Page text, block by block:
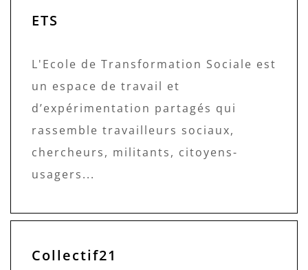
ETS
L'Ecole de Transformation Sociale est
un espace de travail et
d’expérimentation partagés qui
rassemble travailleurs sociaux,
chercheurs, militants, citoyens-
usagers...
Collectif21